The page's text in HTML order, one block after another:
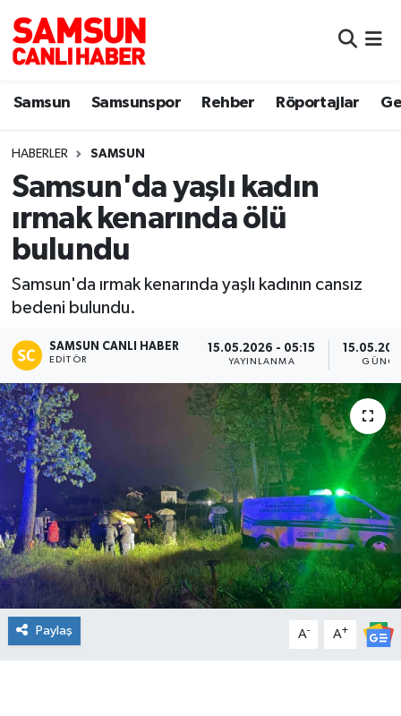
Samsun Samsunspor Rehber Röportajlar
HABERLER SAMSUN
Samsun'da yaşlı kadın
ırmak kenarında ölü
bulundu
Samsun'da ırmak kenarında yaşlı kadının cansız
bedeni bulundu.
SAMSUN CANLI HABER
EDITÖR
15.05.2026 - 05:15
YAYINLANMA
Paylaş A- A+
Samsun
Sokak Röportajları
Genel
Dünya
Sağlık
Yemek
Manşet Haberi
Samsun Nöbetçi Eczaneler
Samsun Hava Durumu
Samsun Namaz Vakitleri
Samsun Trafik Yoğunluk Haritası
Süper Lig Puan Durumu ve Fikstür
Son Dakika Haberleri
Haber Arşivi